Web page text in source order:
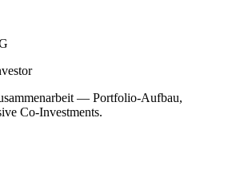
— Portfolio-Aufbau,
Co-Investments.